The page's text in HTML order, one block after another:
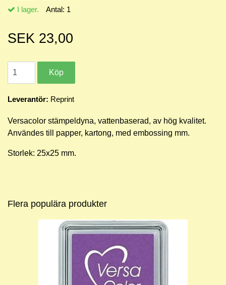
I lager. Antal: 1
SEK 23,00
Leverantör: Reprint
Versacolor stämpeldyna, vattenbaserad, av hög kvalitet.
Användes till papper, kartong, med embossing mm.
Storlek: 25x25 mm.
Flera populära produkter